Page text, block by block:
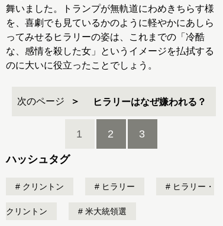
舞いました。トランプが無軌道にわめきちらす様
を、喜劇でも見ているかのように軽やかにあしら
ってみせるヒラリーの姿は、これまでの「冷酷
な、感情を殺した女」というイメージを払拭する
のに大いに役立ったことでしょう。
次のページ ヒラリーはなぜ嫌われる？
1 2 3
ハッシュタグ
クリントン ヒラリー ヒラリー・
クリントン 米大統領選